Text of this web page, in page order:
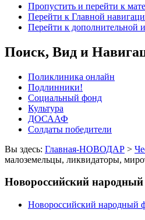
Пропустить и перейти к
Перейти к Главной
Перейти к дополнительной
Поиск, Вид и
Поликлиника онлайн
Подлинники!
Социальный фонд
Культура
ДОСААФ
Солдаты победители
Вы здесь: Главная-НОВОДАР >
малоземельцы, ликвидаторы,
Новороссийский
Новороссийский народный